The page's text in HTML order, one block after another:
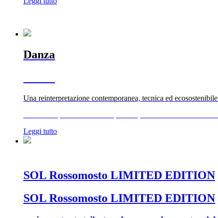
Danza
Una reinterpretazione contemporanea, tecnica ed
Leggi tutto
SOL Rossomosto LIMITED EDITION
SOL Rossomosto LIMITED EDITION